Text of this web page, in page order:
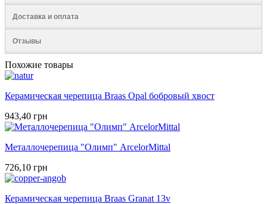
Доставка и оплата
Отзывы
Похожие товары
Керамическая черепица Braas Opal бобровый хвост
943,40 грн
Металлочерепица "Олимп" ArcelorMittal
726,10 грн
Керамическая черепица Braas Granat 13v